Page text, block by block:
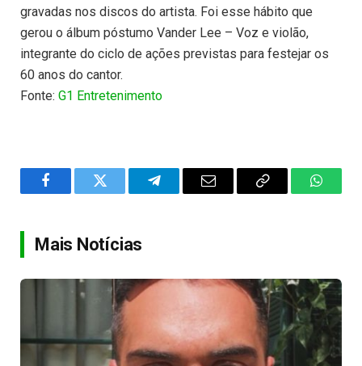
gravadas nos discos do artista. Foi esse hábito que
gerou o álbum póstumo Vander Lee – Voz e violão,
integrante do ciclo de ações previstas para festejar os
60 anos do cantor.
Fonte: G1 Entretenimento
FacebookTwitter TelegramEmail
Copy
Mais Notícias